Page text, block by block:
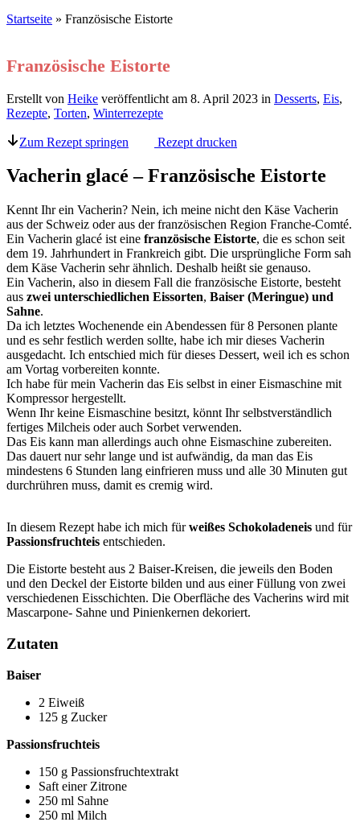
Startseite » Französische Eistorte
Französische Eistorte
Erstellt von Heike veröffentlicht am 8. April 2023 in Desserts, Eis,
Rezepte, Torten, Winterrezepte
Zum Rezept springen Rezept drucken
Vacherin glacé – Französische Eistorte
Kennt Ihr ein Vacherin? Nein, ich meine nicht den Käse Vacherin
aus der Schweiz oder aus der französischen Region Franche-Comté.
Ein Vacherin glacé ist eine französische Eistorte, die es schon seit
dem 19. Jahrhundert in Frankreich gibt. Die ursprüngliche Form sah
dem Käse Vacherin sehr ähnlich. Deshalb heißt sie genauso.
Ein Vacherin, also in diesem Fall die französische Eistorte, besteht
aus zwei unterschiedlichen Eissorten, Baiser (Meringue) und
Sahne.
Da ich letztes Wochenende ein Abendessen für 8 Personen plante
und es sehr festlich werden sollte, habe ich mir dieses Vacherin
ausgedacht. Ich entschied mich für dieses Dessert, weil ich es schon
am Vortag vorbereiten konnte.
Ich habe für mein Vacherin das Eis selbst in einer Eismaschine mit
Kompressor hergestellt.
Wenn Ihr keine Eismaschine besitzt, könnt Ihr selbstverständlich
fertiges Milcheis oder auch Sorbet verwenden.
Das Eis kann man allerdings auch ohne Eismaschine zubereiten.
Das dauert nur sehr lange und ist aufwändig, da man das Eis
mindestens 6 Stunden lang einfrieren muss und alle 30 Minuten gut
durchrühren muss, damit es cremig wird.
In diesem Rezept habe ich mich fürweißes Schokoladeneis und für
Passionsfruchteis entschieden.
Die Eistorte besteht aus 2 Baiser-Kreisen, die jeweils den Boden
und den Deckel der Eistorte bilden und aus einer Füllung von zwei
verschiedenen Eisschichten. Die Oberfläche des Vacherins wird mit
Mascarpone- Sahne und Pinienkernen dekoriert.
Zutaten
Baiser
2 Eiweiß
125 g Zucker
Passionsfruchteis
150 g Passionsfruchtextrakt
Saft einer Zitrone
250 ml Sahne
250 ml Milch